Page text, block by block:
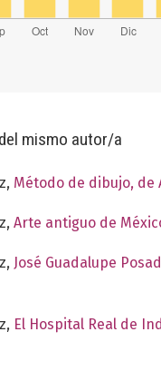
mismo autor/a
Método de dibujo, de
Arte antiguo de
José Guadalupe
El Hospital Real de